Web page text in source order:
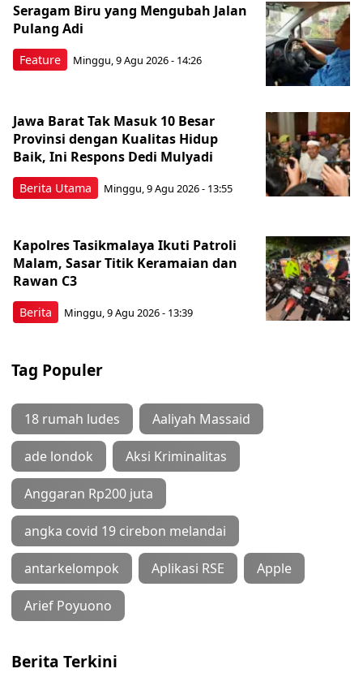
Feature
Seragam Biru yang Mengubah Jalan
Pulang Adi
Minggu, 9 Agu 2026 - 14:26
Berita Utama
Jawa Barat Tak Masuk 10 Besar
Provinsi dengan Kualitas Hidup
Baik, Ini Respons Dedi Mulyadi
Minggu, 9 Agu 2026 - 13:55
Berita
Kapolres Tasikmalaya Ikuti Patroli
Malam, Sasar Titik Keramaian dan
Rawan C3
Minggu, 9 Agu 2026 - 13:39
Tag Populer
18 rumah ludes Aaliyah Massaid
ade londok Aksi Kriminalitas
Anggaran Rp200 juta
angka covid 19 cirebon melandai
antarkelompok Aplikasi RSE Apple
Arief Poyuono
Berita Terkini